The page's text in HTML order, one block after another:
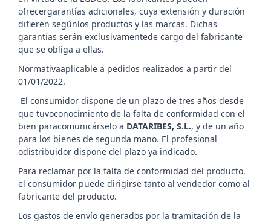
ofrecergarantías adicionales, cuya extensión y duración
difieren segúnlos productos y las marcas. Dichas
garantías serán exclusivamentede cargo del fabricante
que se obliga a ellas.
Normativaaplicable a pedidos realizados a partir del
01/01/2022.
El consumidor dispone de un plazo de tres años desde
que tuvoconocimiento de la falta de conformidad con el
bien paracomunicárselo a DATARIBES, S.L., y de un año
para los bienes de segunda mano. El profesional
odistribuidor dispone del plazo ya indicado.
Para reclamar por la falta de conformidad del producto,
el consumidor puede dirigirse tanto al vendedor como al
fabricante del producto.
Los gastos de envío generados por la tramitación de la